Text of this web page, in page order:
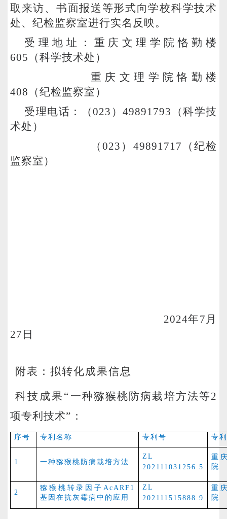
取来访、书面报送等形式向学校科学技术
处、纪检监察室进行实名反映。
受理地址：重庆文理学院恪勤楼
605（科学技术处）
重庆文理学院恪勤楼
408（纪检监察室）
受理电话：（023）49891793（科学技
术处）
（023）49891717（纪检
监察室）
2024年7月
27日
附表：拟转化成果信息
科技成果“ 一种猕猴桃防病栽培方法等2
项专利技术”：
序号 专利名称 专利号 专
1 一种猕猴桃防病栽培方法
ZL
202111031256.5
重
院
2
猕猴桃转录因子AcARF1
基因在抗灰霉病中的应用
ZL
202111515888.9
重
院